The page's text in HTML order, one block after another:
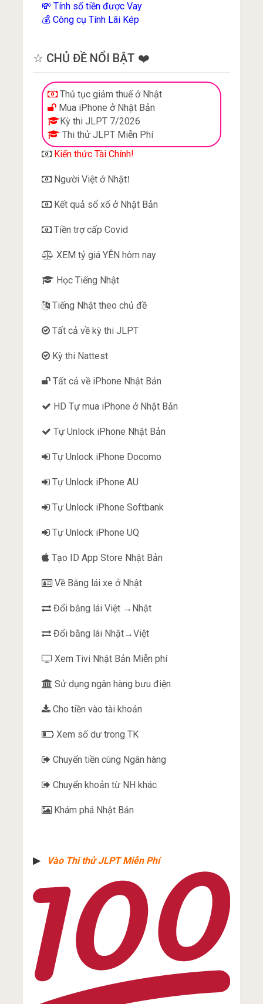
💸Tính số tiền được Vay
💰Công cụ Tính Lãi Kép
☆ CHỦ ĐỀ NỔI BẬT ❤️
Thủ tục giảm thuế ở Nhật
Mua iPhone ở Nhật Bản
Kỳ thi JLPT 7/2026
Thi thử JLPT Miễn Phí
Kiến thức Tài Chính!
Người Việt ở Nhật!
Kết quả sổ xố ở Nhật Bản
Tiền trợ cấp Covid
XEM tỷ giá YÊN hôm nay
Học Tiếng Nhật
Tiếng Nhật theo chủ đề
Tất cả về kỳ thi JLPT
Kỳ thi Nattest
Tất cả về iPhone Nhật Bản
HD Tự mua iPhone ở Nhật Bản
Tự Unlock iPhone Nhật Bản
Tự Unlock iPhone Docomo
Tự Unlock iPhone AU
Tự Unlock iPhone Softbank
Tự Unlock iPhone UQ
Tạo ID App Store Nhật Bản
Về Bằng lái xe ở Nhật
Đổi bằng lái Việt →Nhật
Đổi bằng lái Nhật→Việt
Xem Tivi Nhật Bản Miễn phí
Sử dụng ngân hàng bưu điện
Cho tiền vào tài khoản
Xem số dư trong TK
Chuyển tiền cùng Ngân hàng
Chuyển khoản từ NH khác
Khám phá Nhật Bản
▶︎ Vào Thi thử JLPT Miễn Phí